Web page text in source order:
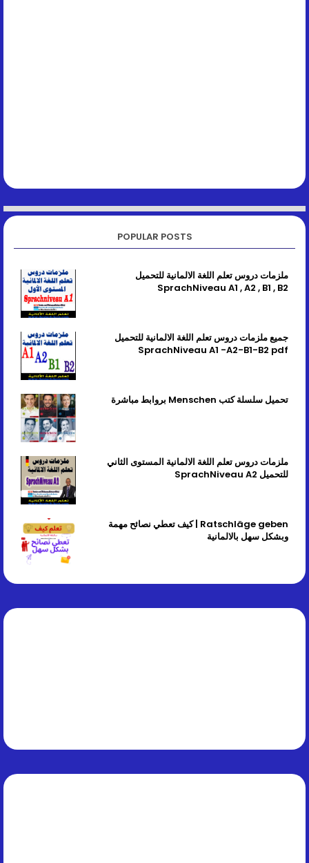
POPULAR POSTS
ملزمات دروس تعلم اللغة الالمانية للتحميل
SprachNiveau A1 , A2 , B1 , B2
جميع ملزمات دروس تعلم اللغة الالمانية للتحميل
SprachNiveau A1 -A2-B1-B2 pdf
تحميل سلسلة كتب Menschen بروابط مباشرة
ملزمات دروس تعلم اللغة الالمانية المستوى الثاني
للتحميل SprachNiveau A2
Ratschläge geben | كيف تعطي نصائح مهمة
وبشكل سهل بالالمانية